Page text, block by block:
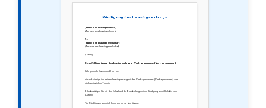
Kündigung des Leasingvertrags
[Name des Leasingnehmers]
[Adresse des Leasingnehmers]
An:
[Name der Leasinggesellschaft]
[Adresse der Leasinggesellschaft]
[Datum]
Betreff: Kündigung des Leasingvertrags – Vertragsnummer: [Vertragsnummer]
Sehr geehrte Damen und Herren,
hiermit kündige ich meinen Leasingvertrag mit der Vertragsnummer [Vertragsnummer] zum
nächstmöglichen Termin.
Bitte bestätigen Sie mir den Erhalt und die Bearbeitung meiner Kündigung schriftlich bis zum
[Datum].
Für Rückfragen stehe ich Ihnen gerne zur Verfügung.